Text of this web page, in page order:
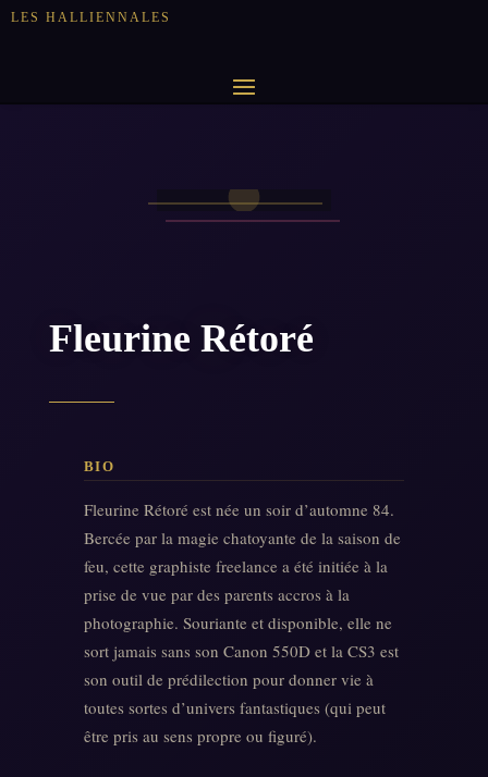
LES HALLIENNALES
Fleurine Rétoré
BIO
Fleurine Rétoré est née un soir d’automne 84.
Bercée par la magie chatoyante de la saison de
feu, cette graphiste freelance a été initiée à la
prise de vue par des parents accros à la
photographie. Souriante et disponible, elle ne
sort jamais sans son Canon 550D et la CS3 est
son outil de prédilection pour donner vie à
toutes sortes d’univers fantastiques (qui peut
être pris au sens propre ou figuré).